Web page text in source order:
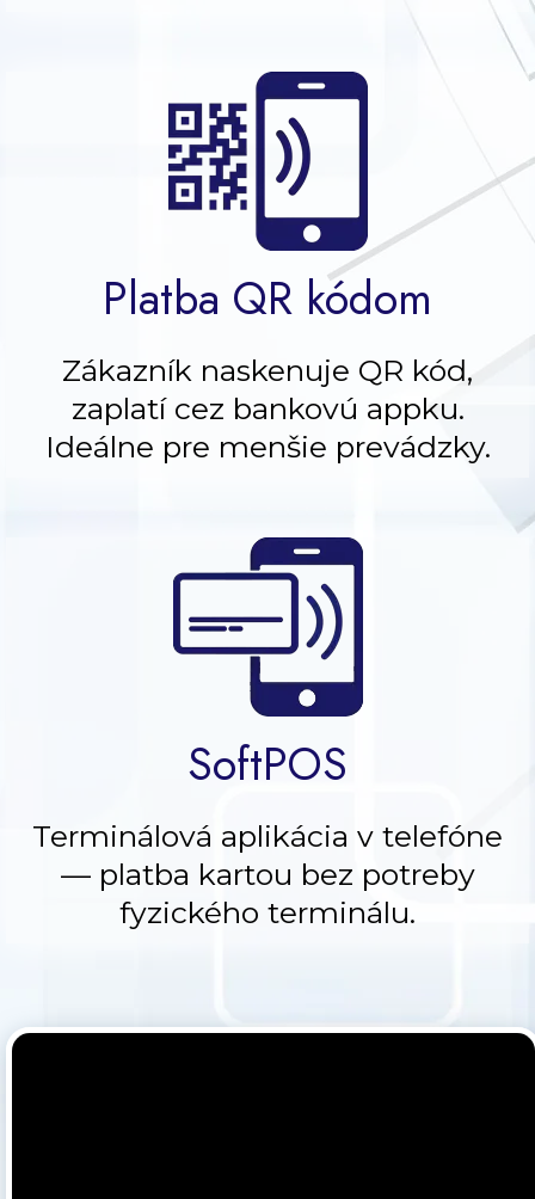
Platba QR kódom
Zákazník naskenuje QR kód,
zaplatí cez bankovú appku.
Ideálne pre menšie prevádzky.
SoftPOS
Terminálová aplikácia v telefóne
— platba kartou bez potreby
fyzického terminálu.